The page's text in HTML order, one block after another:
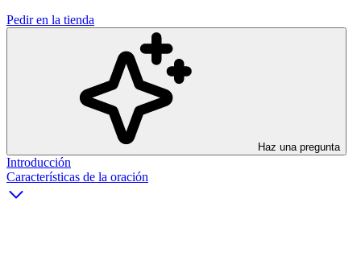
Pedir en la tienda
Haz una pregunta
Introducción
Características de la oración